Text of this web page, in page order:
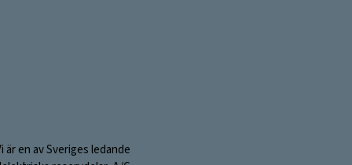
en av Sveriges ledande